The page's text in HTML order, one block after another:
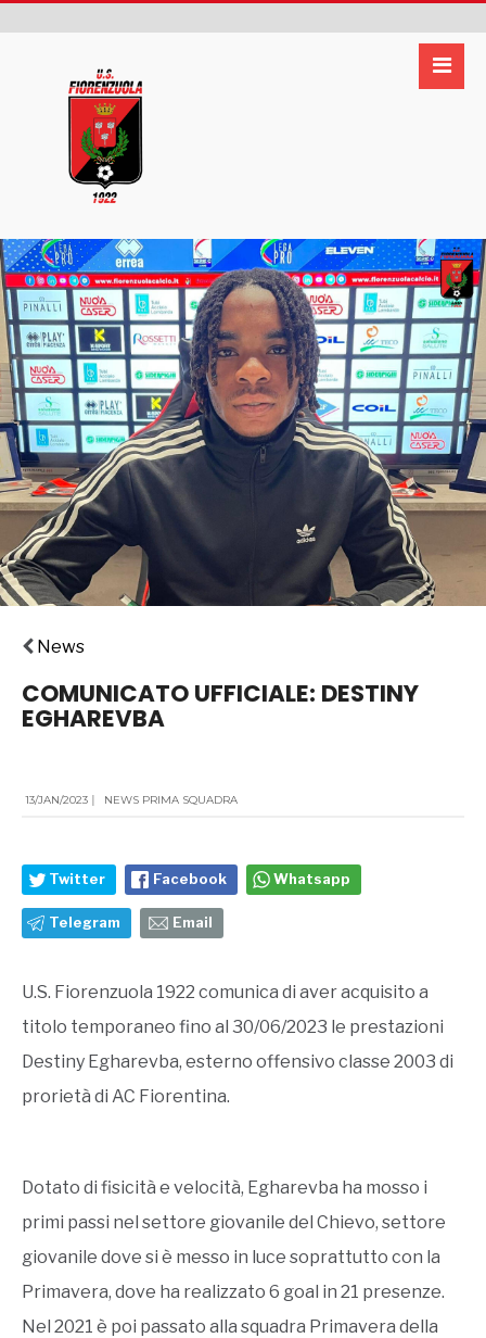
News
COMUNICATO UFFICIALE: DESTINY
EGHAREVBA
13/JAN/2023 | NEWS PRIMA SQUADRA
Twitter Facebook Whatsapp
Telegram Email
U.S. Fiorenzuola 1922 comunica di aver acquisito a
titolo temporaneo fino al 30/06/2023 le prestazioni
Destiny Egharevba, esterno offensivo classe 2003 di
prorietà di AC Fiorentina.
Dotato di fisicità e velocità, Egharevba ha mosso i
primi passi nel settore giovanile del Chievo, settore
giovanile dove si è messo in luce soprattutto con la
Primavera, dove ha realizzato 6 goal in 21 presenze.
Nel 2021 è poi passato alla squadra Primavera della